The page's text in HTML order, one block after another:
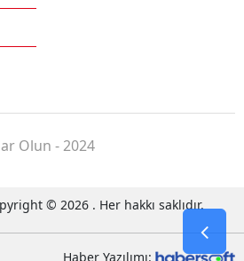
Olun - 2024
© 2026 . Her hakkı saklıdır.
Haber Yazılımı: